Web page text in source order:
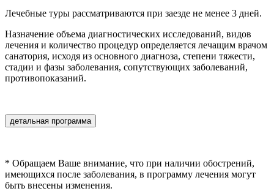
Лечебные туры рассматриваются при заезде не менее 3 дней.
Назначение объема диагностических исследований, видов
лечения и количество процедур определяется лечащим врачом
санатория, исходя из основного диагноза, степени тяжести,
стадии и фазы заболевания, сопутствующих заболеваний,
противопоказаний.
детальная программа
* Обращаем Ваше внимание, что при наличии обострений,
имеющихся после заболевания, в программу лечения могут
быть внесены изменения.